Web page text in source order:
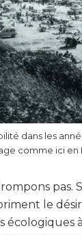
dans les
comme ici en
pas.
le
écologiques